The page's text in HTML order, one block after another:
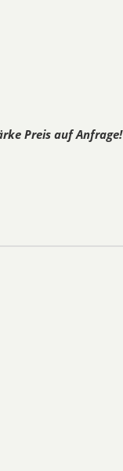
Preis auf Anfrage!